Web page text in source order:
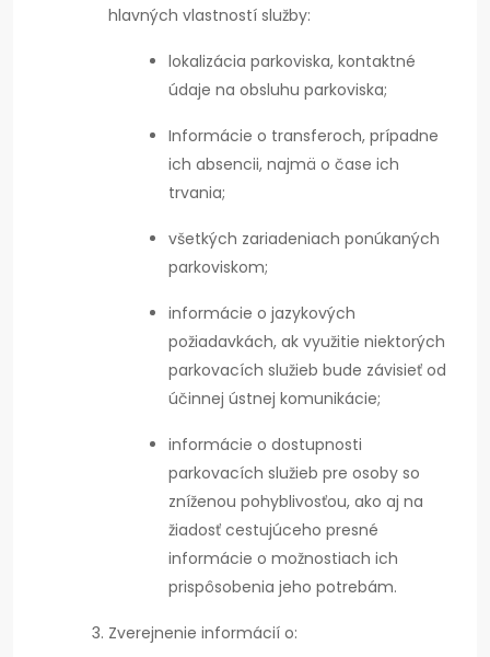
hlavných vlastností služby:
lokalizácia parkoviska, kontaktné
údaje na obsluhu parkoviska;
Informácie o transferoch, prípadne
ich absencii, najmä o čase ich
trvania;
všetkých zariadeniach ponúkaných
parkoviskom;
informácie o jazykových
požiadavkách, ak využitie niektorých
parkovacích služieb bude závisieť od
účinnej ústnej komunikácie;
informácie o dostupnosti
parkovacích služieb pre osoby so
zníženou pohyblivosťou, ako aj na
žiadosť cestujúceho presné
informácie o možnostiach ich
prispôsobenia jeho potrebám.
Zverejnenie informácií o: